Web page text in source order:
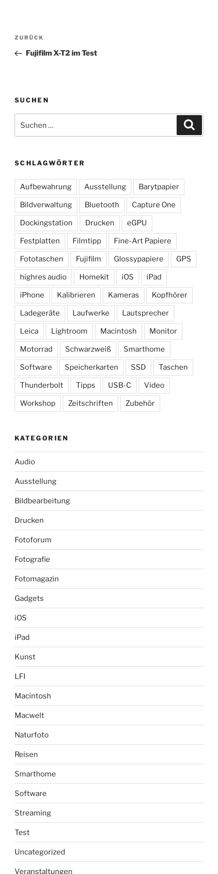
Beitragsnavigation
Vorheriger
Beitrag
ZURÜCK
Fujifilm X-T2 im Test
SUCHEN
nach:
SCHLAGWÖRTER
Aufbewahrung Ausstellung Barytpapier
Bildverwaltung Bluetooth Capture One
Dockingstation Drucken eGPU
Festplatten Filmtipp Fine-Art Papiere
Fototaschen Fujifilm Glossypapiere GPS
highres audio Homekit iOS iPad
iPhone Kalibrieren Kameras Kopfhörer
Ladegeräte Laufwerke Lautsprecher
Leica Lightroom Macintosh Monitor
Motorrad Schwarzweiß Smarthome
Software Speicherkarten SSD Taschen
Thunderbolt Tipps USB-C Video
Workshop Zeitschriften Zubehör
KATEGORIEN
Audio
Ausstellung
Bildbearbeitung
Drucken
Fotoforum
Fotografie
Fotomagazin
Gadgets
iOS
iPad
Kunst
LFI
Macintosh
Macwelt
Naturfoto
Reisen
Smarthome
Software
Streaming
Test
Uncategorized
Veranstaltungen